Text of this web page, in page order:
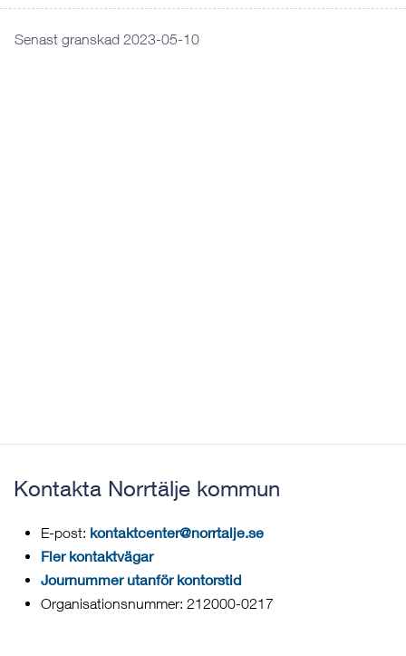
Senast granskad 2023-05-10
Kontakta Norrtälje kommun
E-post: kontaktcenter@norrtalje.se
Fler kontaktvägar
Journummer utanför kontorstid
Organisationsnummer: 212000-0217